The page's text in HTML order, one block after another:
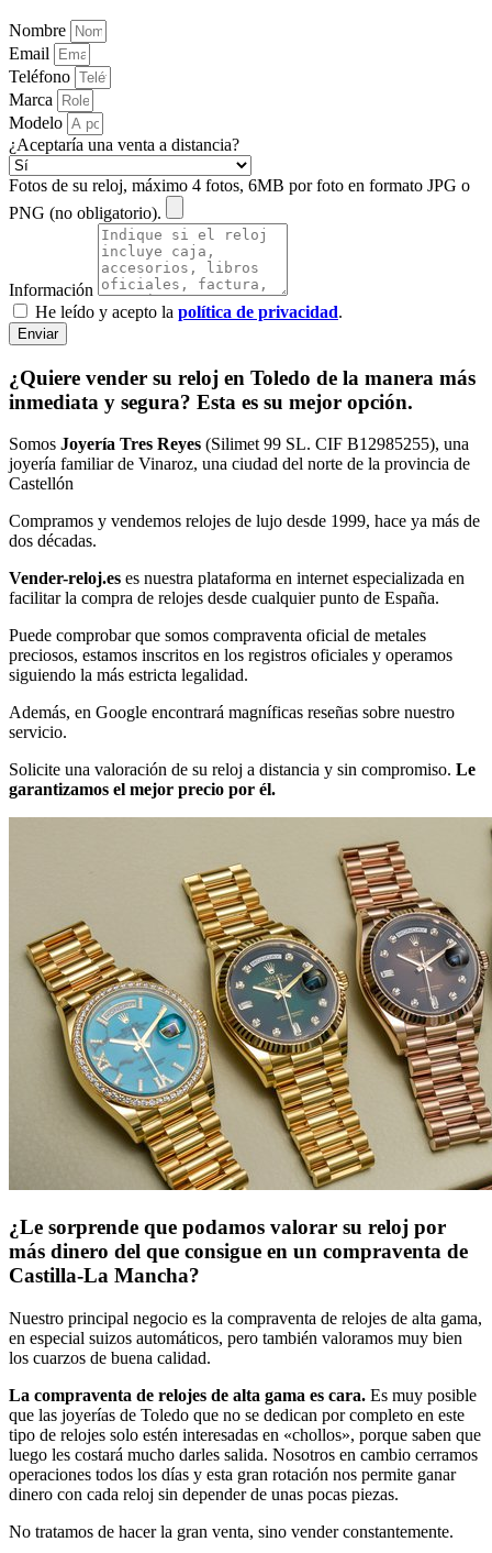
Nombre
Email
Teléfono
Marca
Modelo
¿Aceptaría una venta a distancia?
Fotos de su reloj, máximo 4 fotos, 6MB por foto en formato JPG o
PNG (no obligatorio).
Información
He leído y acepto la política de privacidad.
Enviar
¿Quiere vender su reloj en Toledo de la manera más
inmediata y segura? Esta es su mejor opción.
Somos Joyería Tres Reyes (Silimet 99 SL. CIF B12985255), una
joyería familiar de Vinaroz, una ciudad del norte de la provincia de
Castellón
Compramos y vendemos relojes de lujo desde 1999, hace ya más de
dos décadas.
Vender-reloj.es es nuestra plataforma en internet especializada en
facilitar la compra de relojes desde cualquier punto de España.
Puede comprobar que somos compraventa oficial de metales
preciosos, estamos inscritos en los registros oficiales y operamos
siguiendo la más estricta legalidad.
Además, en Google encontrará magníficas reseñas sobre nuestro
servicio.
Solicite una valoración de su reloj a distancia y sin compromiso. Le
garantizamos el mejor precio por él.
¿Le sorprende que podamos valorar su reloj por
más dinero del que consigue en un compraventa de
Castilla-La Mancha?
Nuestro principal negocio es la compraventa de relojes de alta gama,
en especial suizos automáticos, pero también valoramos muy bien
los cuarzos de buena calidad.
La compraventa de relojes de alta gama es cara. Es muy posible
que las joyerías de Toledo que no se dedican por completo en este
tipo de relojes solo estén interesadas en «chollos», porque saben que
luego les costará mucho darles salida. Nosotros en cambio cerramos
operaciones todos los días y esta gran rotación nos permite ganar
dinero con cada reloj sin depender de unas pocas piezas.
No tratamos de hacer la gran venta, sino vender constantemente.